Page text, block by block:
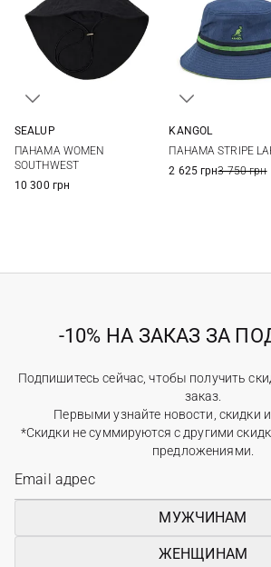
SEALUP
ПАНАМА WOMEN
SOUTHWEST
10 300 грн
KANGOL
ПАНАМА STRIPE
2 625 грн3 750 грн
-10% НА ЗАКАЗ ЗА
Подпишитесь сейчас, чтобы получить
заказ.
Первыми узнайте новости, скидки
*Скидки не суммируются с другими
предложениями.
МУЖЧИНАМ
ЖЕНЩИНАМ